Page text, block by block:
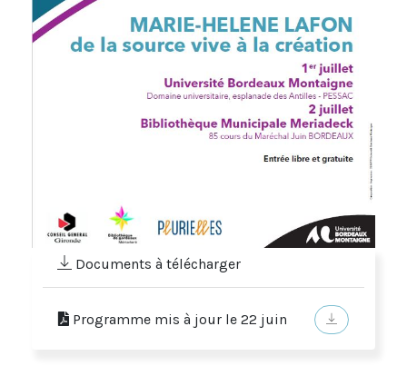
Documents à télécharger
Programme mis à jour le 22 juin